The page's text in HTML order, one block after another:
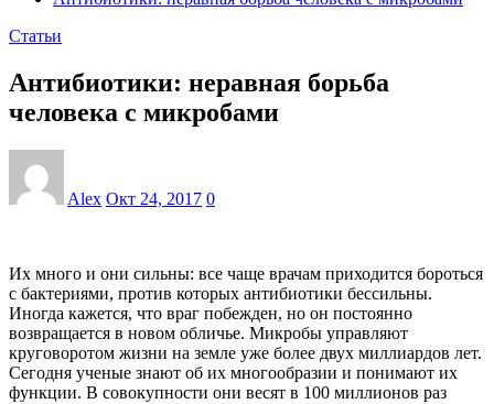
Статьи
Антибиотики: неравная борьба
человека с микробами
Alex Окт 24, 2017 0
Их много и они сильны: все чаще врачам приходится бороться
с бактериями, против которых антибиотики бессильны.
Иногда кажется, что враг побежден, но он постоянно
возвращается в новом обличье. Микробы управляют
круговоротом жизни на земле уже более двух миллиардов лет.
Сегодня ученые знают об их многообразии и понимают их
функции. В совокупности они весят в 100 миллионов раз